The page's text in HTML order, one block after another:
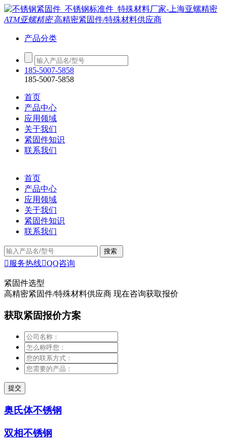
ATM亚螺精密高精密紧固件/特殊材料供应商
产品分类
185-5007-5858
185-5007-5858
首页
产品中心
应用领域
关于我们
紧固件知识
联系我们
首页
产品中心
应用领域
关于我们
紧固件知识
联系我们
 服务热线QQ咨询
紧固件选型
高精密紧固件/特殊材料供应商 现在咨询获取报价
获取紧固报价方案
奥氏体不锈钢
双相不锈钢